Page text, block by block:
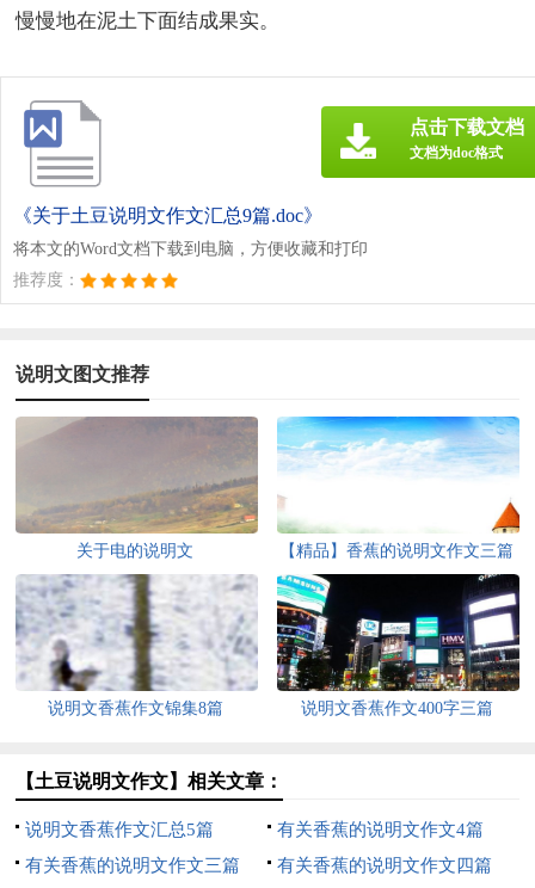
慢慢地在泥土下面结成果实。
《关于土豆说明文作文汇总9篇.doc》
将本文的Word文档下载到电脑，方便收藏和打印
推荐度：
点击下载文档
文档为doc格式
说明文图文推荐
关于电的说明文 【精品】香蕉的说明文作文三篇
说明文香蕉作文锦集8篇 说明文香蕉作文400字三篇
【土豆说明文作文】相关文章：
说明文香蕉作文汇总5篇
有关香蕉的说明文作文4篇
有关香蕉的说明文作文三篇
有关香蕉的说明文作文四篇